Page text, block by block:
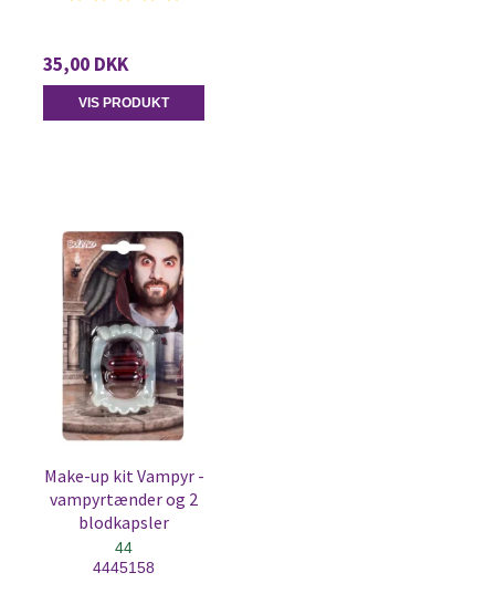
35,00 DKK
VIS PRODUKT
Make-up kit Vampyr -
vampyrtænder og 2
blodkapsler
44
4445158